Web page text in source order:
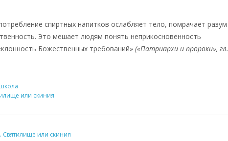
спиртных напитков ослабляет тело, помрачает разум
Это мешает людям понять неприкосновенность
Божественных требований» («Патриархи и пророки», гл.
или скиния
Святилище или скиния